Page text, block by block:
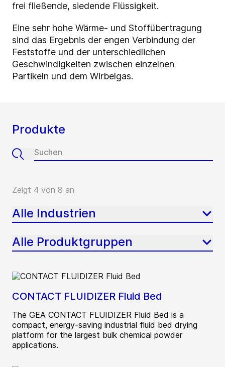
frei fließende, siedende Flüssigkeit.
Eine sehr hohe Wärme- und Stoffübertragung
sind das Ergebnis der engen Verbindung der
Feststoffe und der unterschiedlichen
Geschwindigkeiten zwischen einzelnen
Partikeln und dem Wirbelgas.
Produkte
Zeigt 4 von 8 an
Alle Industrien
Alle Produktgruppen
CONTACT FLUIDIZER Fluid Bed
The GEA CONTACT FLUIDIZER Fluid Bed is a
compact, energy-saving industrial fluid bed drying
platform for the largest bulk chemical powder
applications.